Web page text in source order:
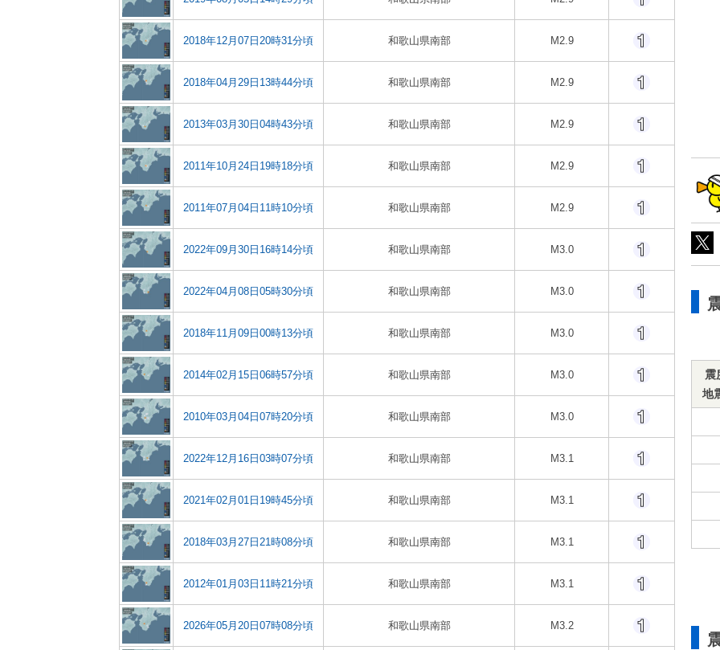
2018年12月07日20時31分頃 和歌山県南部 M2.9
2018年04月29日13時44分頃 和歌山県南部 M2.9
2013年03月30日04時43分頃 和歌山県南部 M2.9
2011年10月24日19時18分頃 和歌山県南部 M2.9
2011年07月04日11時10分頃 和歌山県南部 M2.9
2022年09月30日16時14分頃 和歌山県南部 M3.0
2022年04月08日05時30分頃 和歌山県南部 M3.0
2018年11月09日00時13分頃 和歌山県南部 M3.0
2014年02月15日06時57分頃 和歌山県南部 M3.0
2010年03月04日07時20分頃 和歌山県南部 M3.0
2022年12月16日03時07分頃 和歌山県南部 M3.1
2021年02月01日19時45分頃 和歌山県南部 M3.1
2018年03月27日21時08分頃 和歌山県南部 M3.1
2012年01月03日11時21分頃 和歌山県南部 M3.1
2026年05月20日07時08分頃 和歌山県南部 M3.2
震
地